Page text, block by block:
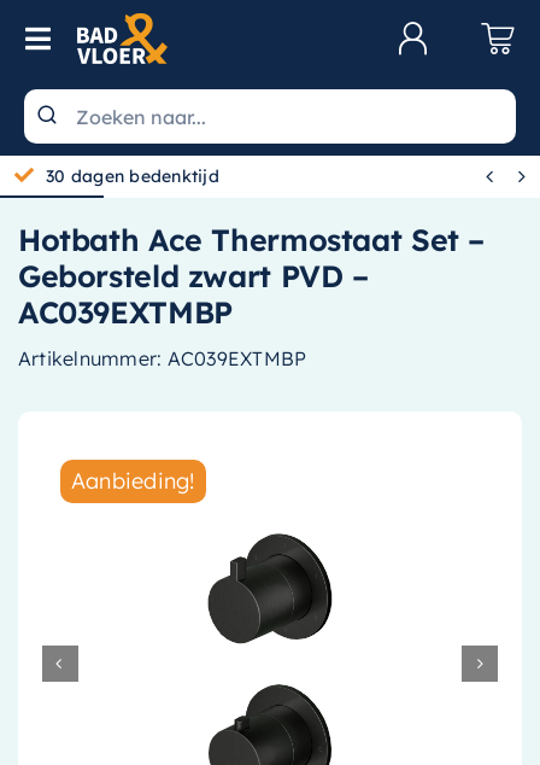
Skip to content
Toggle Navigation
Wastafels
Toiletten
Spiegels
Kranen
Douche
Radiatoren
Installatiemateriaal
Klimaatbeheersing
30 dagen bedenktijd  
Hotbath Ace Thermostaat Set –
Geborsteld zwart PVD –
AC039EXTMBP
Artikelnummer: AC039EXTMBP
Aanbieding!